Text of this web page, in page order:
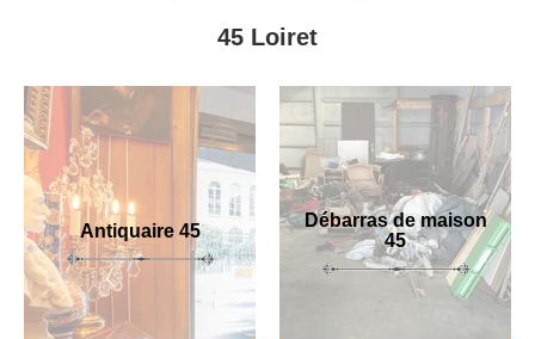
45 Loiret
Antiquaire 45
Débarras de maison
45